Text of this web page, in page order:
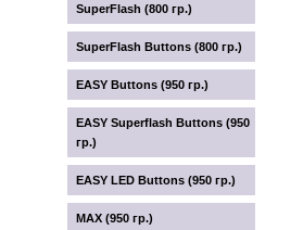
SuperFlash (800 гр.)
SuperFlash Buttons (800 гр.)
EASY Buttons (950 гр.)
EASY Superflash Buttons (950
гр.)
EASY LED Buttons (950 гр.)
MAX (950 гр.)